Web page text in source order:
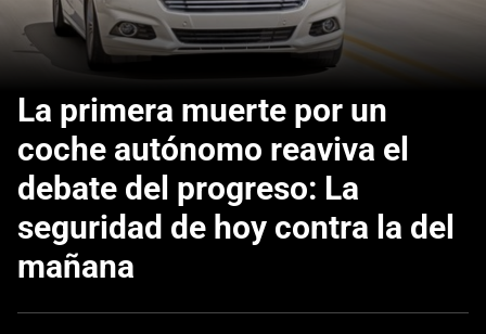
La primera muerte por un
coche autónomo reaviva el
debate del progreso: La
seguridad de hoy contra la del
mañana